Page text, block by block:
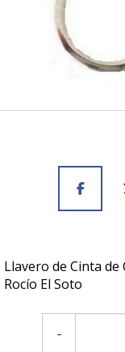
Llavero de Cinta
Rocío El Soto
-